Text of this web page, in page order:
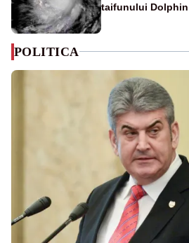
taifunului Dolphin
POLITICA